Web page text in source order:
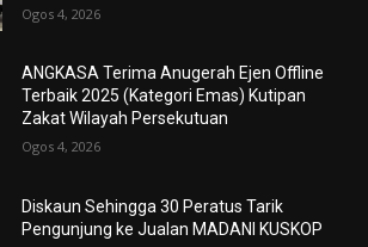
Ogos 4, 2026
ANGKASA Terima Anugerah Ejen Offline
Terbaik 2025 (Kategori Emas) Kutipan
Zakat Wilayah Persekutuan
Ogos 4, 2026
Diskaun Sehingga 30 Peratus Tarik
Pengunjung ke Jualan MADANI KUSKOP